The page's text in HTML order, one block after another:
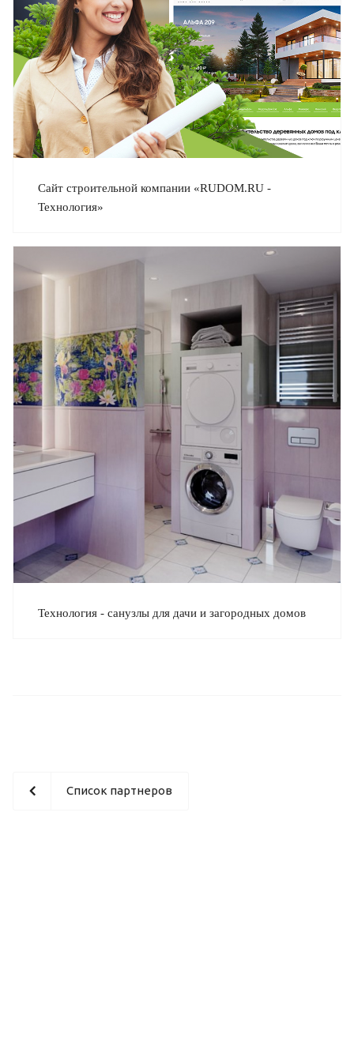
Сайт строительной компании «RUDOM.RU -
Технология»
Технология - санузлы для дачи и загородных домов
Список партнеров